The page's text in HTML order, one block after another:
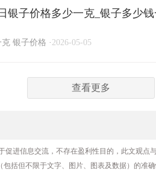
银子价格多少一克_银子多少
克 银子价格 · 2026-05-05
查看更多
促进信息交流，不存在盈利性目的，此文观
括但不限于文字、图片、图表及数据）的准